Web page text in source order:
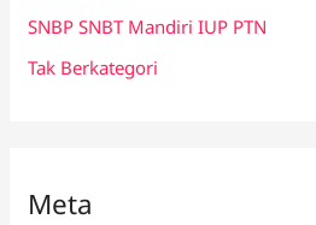
SNBP SNBT Mandiri IUP PTN
Tak Berkategori
Meta